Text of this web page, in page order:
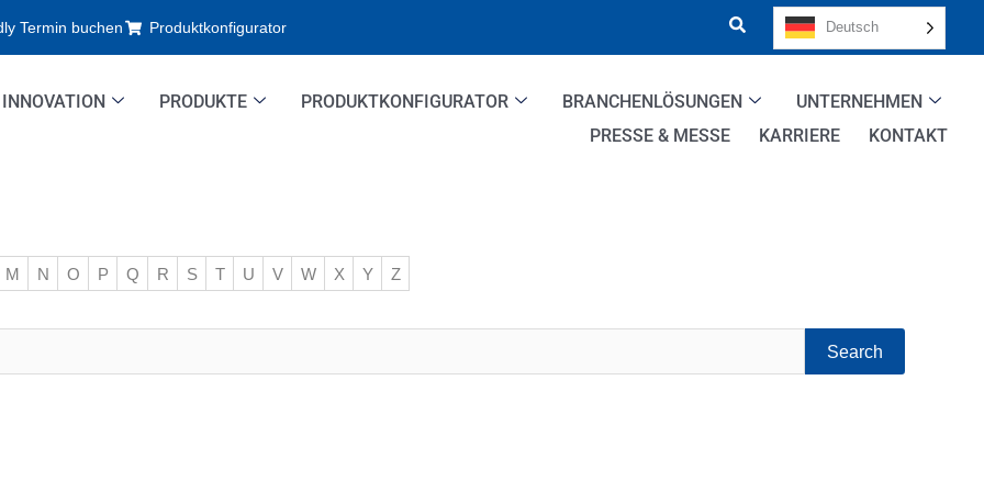
Termin buchen Produktkonfigurator Deutsch
INNOVATION PRODUKTE PRODUKTKONFIGURATOR BRANCHENLÖSUNGEN
UNTERNEHMEN
PRESSE & MESSE
KARRIERE KONTAKT
M N O P Q R S T U V W X Y Z